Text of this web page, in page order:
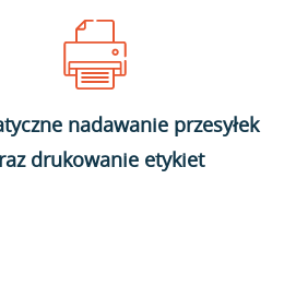
nadawanie przesyłek
drukowanie etykiet